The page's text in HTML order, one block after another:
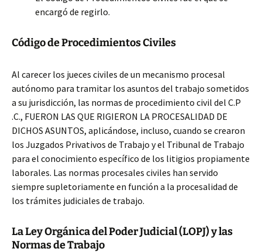
encargó de regirlo.
Código de Procedimientos Civiles
Al carecer los jueces civiles de un mecanismo procesal
autónomo para tramitar los asuntos del trabajo sometidos
a su jurisdicción, las normas de procedimiento civil del C.P
.C., FUERON LAS QUE RIGIERON LA PROCESALIDAD DE
DICHOS ASUNTOS, aplicándose, incluso, cuando se crearon
los Juzgados Privativos de Trabajo y el Tribunal de Trabajo
para el conocimiento específico de los litigios propiamente
laborales. Las normas procesales civiles han servido
siempre supletoriamente en función a la procesalidad de
los trámites judiciales de trabajo.
La Ley Orgánica del Poder Judicial (LOPJ) y las
Normas de Trabajo